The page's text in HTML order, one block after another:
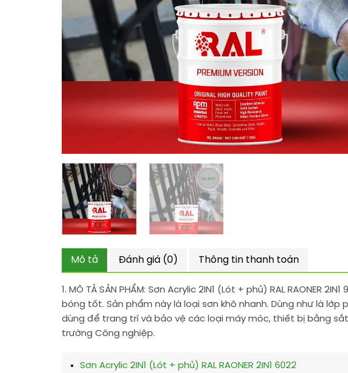
Mô tả Đánh giá (0) Thông tin thanh toán
1. MÔ TẢ SẢN PHẨM: Sơn Acrylic 2IN1 (Lót + phủ) RAL RAONER
bóng tốt. Sản phẩm này là loại sơn khô nhanh. Dùng như là
dùng để trang trí và bảo vệ các loại máy móc, thiết bị bằng
trường Công nghiệp.
Sơn Acrylic 2IN1 (Lót + phủ) RAL RAONER 2IN1 6022